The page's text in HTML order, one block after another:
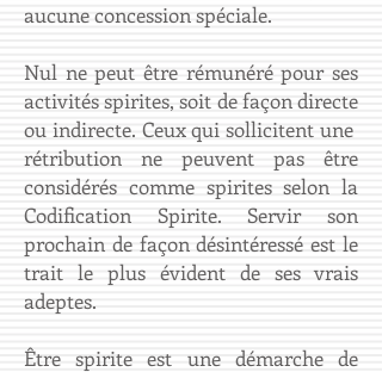
aucune concession spéciale.
Nul ne peut être rémunéré pour ses
activités spirites, soit de façon directe
ou indirecte. Ceux qui sollicitent une
rétribution ne peuvent pas être
considérés comme spirites selon la
Codification Spirite. Servir son
prochain de façon désintéressé est le
trait le plus évident de ses vrais
adeptes.
Être spirite est une démarche de